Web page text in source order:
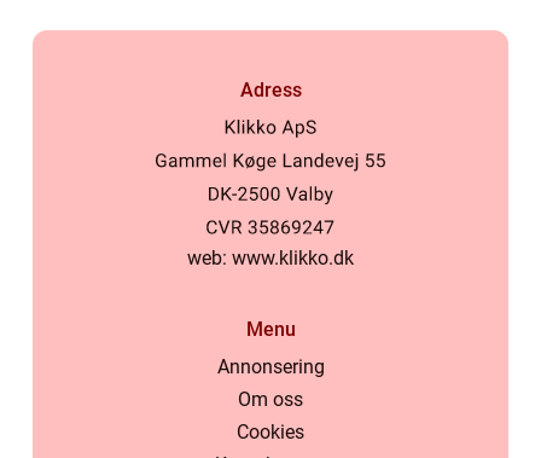
Adress
web: www.klikko.dk
Menu
Annonsering
Om oss
Cookies